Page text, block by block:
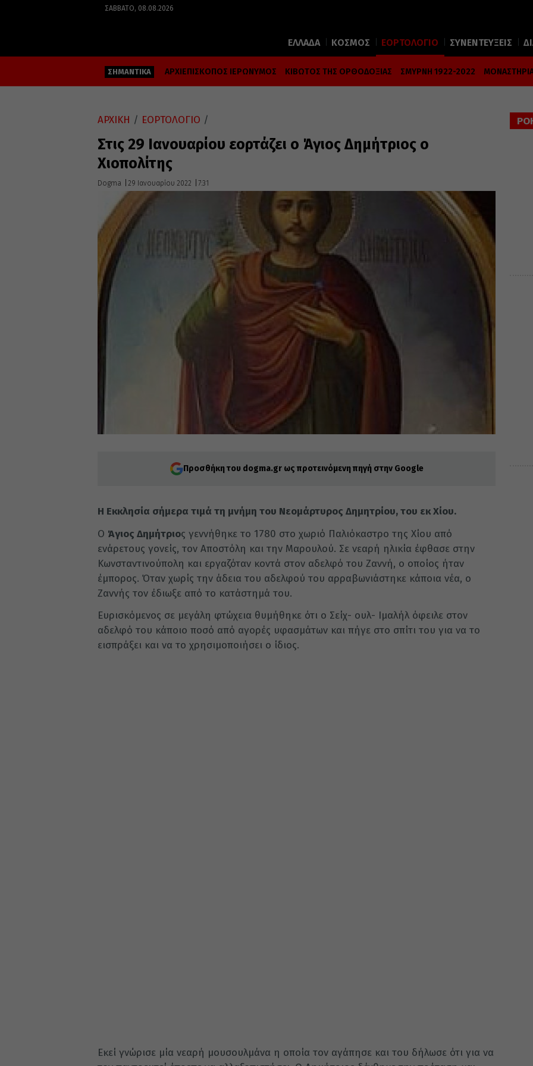
ΣΆΒΒΑΤΟ, 08.08.2026
ΕΛΛΑΔΑ ΚΟΣΜΟΣ ΕΟΡΤΟΛΟΓΙΟ ΣΥΝΕΝΤΕΥΞΕΙΣ
ΣΗΜΑΝΤΙΚΑ ΑΡΧΙΕΠΙΣΚΟΠΟΣ ΙΕΡΩΝΥΜΟΣ ΚΙΒΩΤΟΣ ΤΗΣ ΟΡΘΟΔΟΞΙΑΣ ΣΜΥΡΝΗ 1922-2022
ΑΡΧΙΚΗ / ΕΟΡΤΟΛΟΓΙΟ /
Στις 29 Ιανουαρίου εορτάζει ο Άγιος Δημήτριος ο
Χιοπολίτης
Dogma 29 Ιανουαρίου 2022 7:31
Προσθήκη του dogma.gr ως προτεινόμενη πηγή στην Google
Η Εκκλησία σήμερα τιμά τη μνήμη του Νεομάρτυρος Δημητρίου, του εκ Χίου.
Ο Άγιος Δημήτριος γεννήθηκε το 1780 στο χωριό Παλιόκαστρο της Χίου από
ενάρετους γονείς, τον Αποστόλη και την Μαρουλού. Σε νεαρή ηλικία έφθασε στην
Κωνσταντινούπολη και εργαζόταν κοντά στον αδελφό του Ζαννή, ο οποίος ήταν
έμπορος. Όταν χωρίς την άδεια του αδελφού του αρραβωνιάστηκε κάποια νέα, ο
Ζαννής τον έδιωξε από το κατάστημά του.
Ευρισκόμενος σε μεγάλη φτώχεια θυμήθηκε ότι ο Σείχ- ουλ- Ιμαλήλ όφειλε στον
αδελφό του κάποιο ποσό από αγορές υφασμάτων και πήγε στο σπίτι του για να το
εισπράξει και να το χρησιμοποιήσει ο ίδιος.
Εκεί γνώρισε μία νεαρή μουσουλμάνα η οποία τον αγάπησε και του δήλωσε ότι για να